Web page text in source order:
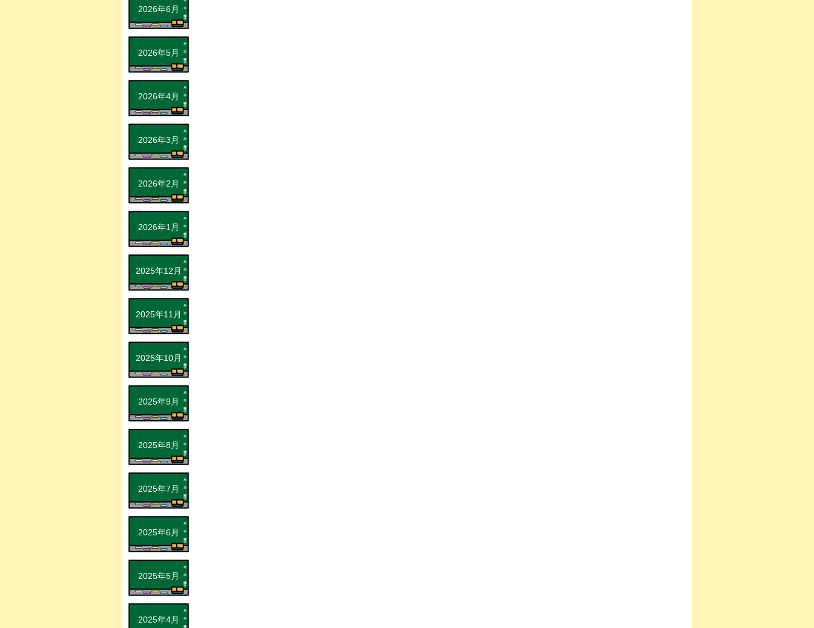
2025年4月
2025年5月
2025年6月
2025年7月
2025年8月
2025年9月
2025年10月
2025年11月
2025年12月
2026年1月
2026年2月
2026年3月
2026年4月
2026年5月
2026年6月